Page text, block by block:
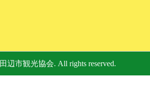
辺市観光協会. All rights reserved.